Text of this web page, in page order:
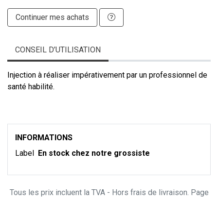
Continuer mes achats
CONSEIL D’UTILISATION
Injection à réaliser impérativement par un professionnel de
santé habilité.
INFORMATIONS
Label
En stock chez notre grossiste
Tous les prix incluent la TVA - Hors frais de livraison. Page